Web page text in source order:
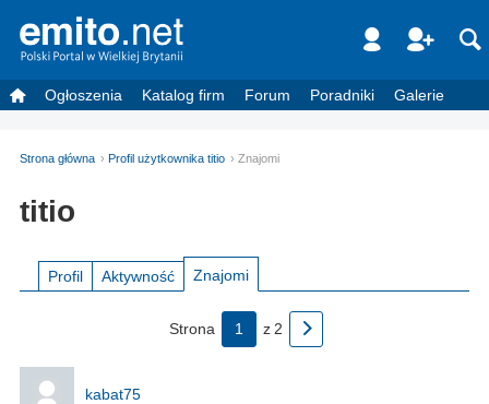
Ogłoszenia Katalog firm Forum Poradniki Galerie
Strona główna Profil użytkownika titio Znajomi
titio
Profil Aktywność Znajomi
Strona 1 z 2
kabat75